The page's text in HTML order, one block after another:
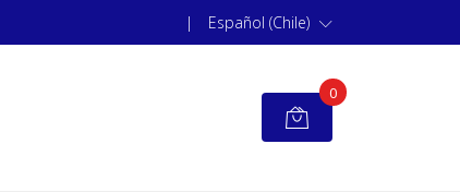
| Español (Chile)
0